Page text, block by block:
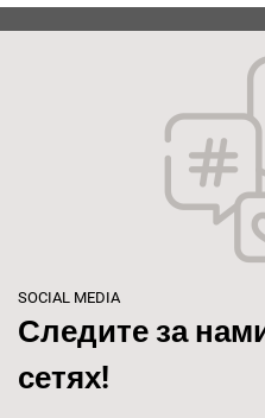
SOCIAL MEDIA
Следите за
сетях!